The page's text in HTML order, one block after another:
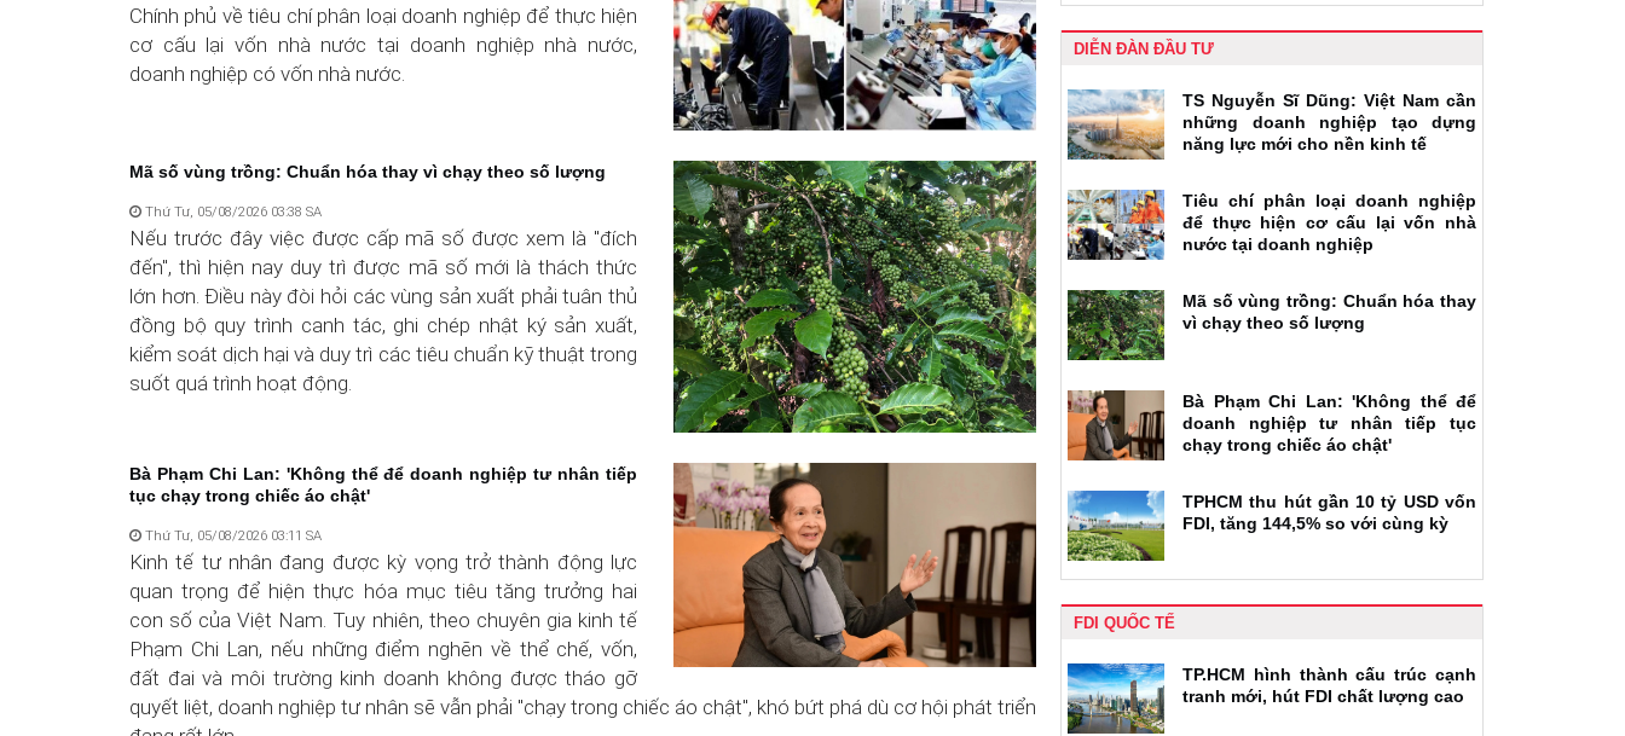
Chính phủ về tiêu chí phân loại doanh nghiệp để thực hiện
cơ cấu lại vốn nhà nước tại doanh nghiệp nhà nước,
doanh nghiệp có vốn nhà nước.
Mã số vùng trồng: Chuẩn hóa thay vì chạy theo số lượng
Thứ Tư, 05/08/2026 03:38 SA
Nếu trước đây việc được cấp mã số được xem là "đích
đến", thì hiện nay duy trì được mã số mới là thách thức
lớn hơn. Điều này đòi hỏi các vùng sản xuất phải tuân thủ
đồng bộ quy trình canh tác, ghi chép nhật ký sản xuất,
kiểm soát dịch hại và duy trì các tiêu chuẩn kỹ thuật trong
suốt quá trình hoạt động.
Bà Phạm Chi Lan: 'Không thể để doanh nghiệp tư nhân tiếp
tục chạy trong chiếc áo chật'
Thứ Tư, 05/08/2026 03:11 SA
Kinh tế tư nhân đang được kỳ vọng trở thành động lực
quan trọng để hiện thực hóa mục tiêu tăng trưởng hai
con số của Việt Nam. Tuy nhiên, theo chuyên gia kinh tế
Phạm Chi Lan, nếu những điểm nghẽn về thể chế, vốn,
đất đai và môi trường kinh doanh không được tháo gỡ
quyết liệt, doanh nghiệp tư nhân sẽ vẫn phải "chạy trong chiếc áo chật", khó bứt phá dù cơ hội phát triển
DIỄN ĐÀN ĐẦU TƯ
TS Nguyễn Sĩ Dũng: Việt Nam cần
những doanh nghiệp tạo dựng
năng lực mới cho nền kinh tế
Tiêu chí phân loại doanh nghiệp
để thực hiện cơ cấu lại vốn nhà
nước tại doanh nghiệp
Mã số vùng trồng: Chuẩn hóa thay
vì chạy theo số lượng
Bà Phạm Chi Lan: 'Không thể để
doanh nghiệp tư nhân tiếp tục
chạy trong chiếc áo chật'
TPHCM thu hút gần 10 tỷ USD vốn
FDI, tăng 144,5% so với cùng kỳ
FDI QUỐC TẾ
TP.HCM hình thành cấu trúc cạnh
tranh mới, hút FDI chất lượng cao